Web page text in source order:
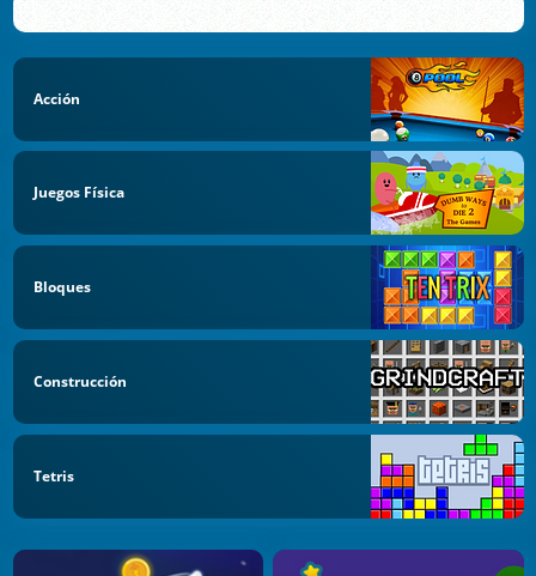
Acción
Juegos Física
Bloques
Construcción
Tetris